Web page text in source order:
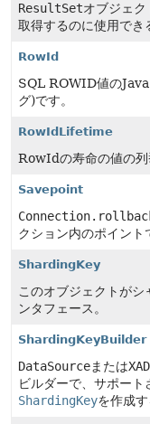
ResultSetオブジェ
取得するのに使用でき
RowId
SQL ROWID値の
グ)です。
RowIdLifetime
RowIdの寿命の値の列
Savepoint
クション内のポイント
ShardingKey
このオブジェクトが
ンタフェース。
ShardingKeyBuilder
DataSourceまたは
ビルダーで、サポー
ShardingKeyを作成